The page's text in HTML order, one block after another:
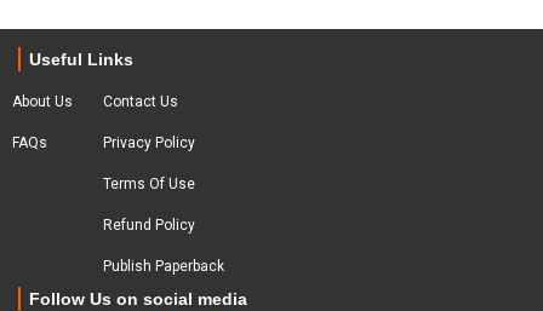
Useful Links
About Us
FAQs
Contact Us
Privacy Policy
Terms Of Use
Refund Policy
Publish Paperback
Follow Us on social media